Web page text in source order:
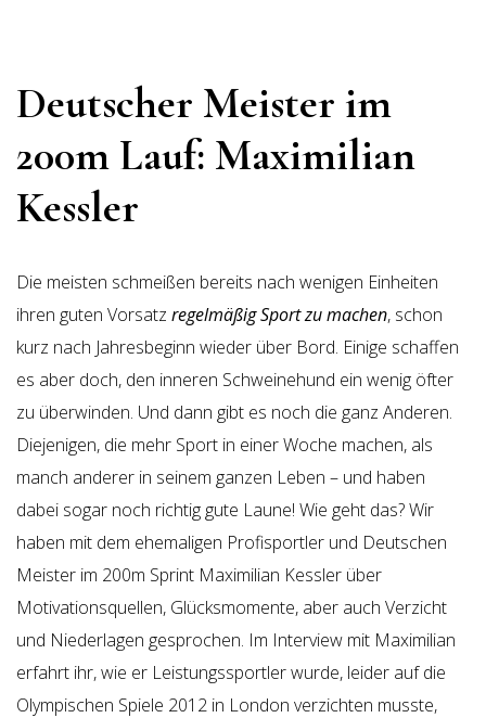
Deutscher Meister im
200m Lauf: Maximilian
Kessler
Die meisten schmeißen bereits nach wenigen Einheiten
ihren guten Vorsatz regelmäßig Sport zu machen, schon
kurz nach Jahresbeginn wieder über Bord. Einige schaffen
es aber doch, den inneren Schweinehund ein wenig öfter
zu überwinden. Und dann gibt es noch die ganz Anderen.
Diejenigen, die mehr Sport in einer Woche machen, als
manch anderer in seinem ganzen Leben – und haben
dabei sogar noch richtig gute Laune! Wie geht das? Wir
haben mit dem ehemaligen Profisportler und Deutschen
Meister im 200m Sprint Maximilian Kessler über
Motivationsquellen, Glücksmomente, aber auch Verzicht
und Niederlagen gesprochen. Im Interview mit Maximilian
erfahrt ihr, wie er Leistungssportler wurde, leider auf die
Olympischen Spiele 2012 in London verzichten musste,